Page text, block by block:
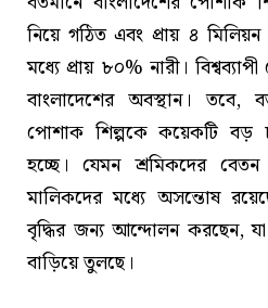
নিয়ে গঠিত এবং প্রায় ৪
মধ্যে প্রায় ৮০% নারী।
বাংলাদেশের অবস্থান। তবে,
পোশাক শিল্পকে কয়েকটি বড়
হচ্ছে। যেমন শ্রমিকদের
মালিকদের মধ্যে অসন্তোষ
বৃদ্ধির জন্য আন্দোলন করছেন,
বাড়িয়ে তুলছে।